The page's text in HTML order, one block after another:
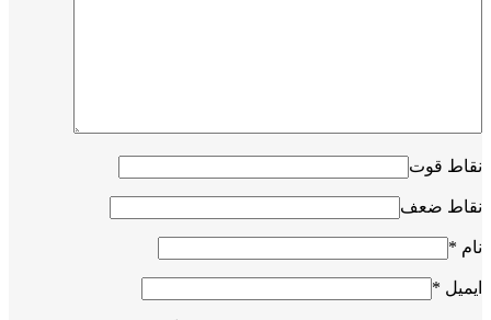
نقاط قوت
نقاط ضعف
نام *
ایمیل *